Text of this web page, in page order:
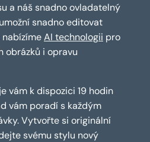
a náš snadno ovladatelný
snadno editovat
AI technologii pro
obrázků i opravu
vám k dispozici 19 hodin
vám poradí s každým
Vytvořte si originální
svému stylu nový